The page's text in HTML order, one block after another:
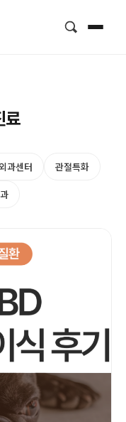
료
과센터 관절특화